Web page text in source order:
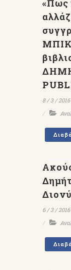
«Πως
8 / 3 / 2016
6 / 3 / 2016